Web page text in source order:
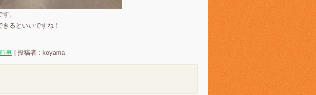
。
るといいですね！
事 投稿者 : koyama